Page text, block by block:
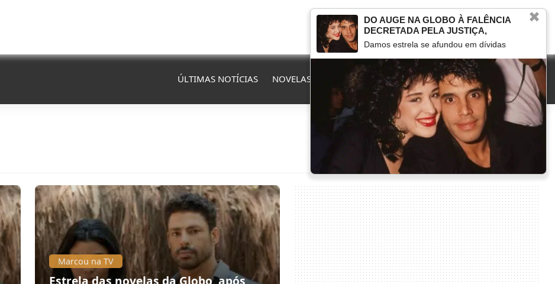
ÚLTIMAS NOTÍCIAS NOVELAS QUE FIM LEVOU MARCOU NA TV HERANÇAS
Marcou na TV
Estrela das novelas da Globo, após
✖
DO AUGE NA GLOBO À FALÊNCIA
DECRETADA PELA JUSTIÇA,
Damos estrela se afundou em dívidas